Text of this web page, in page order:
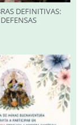
DEFINITIVAS: